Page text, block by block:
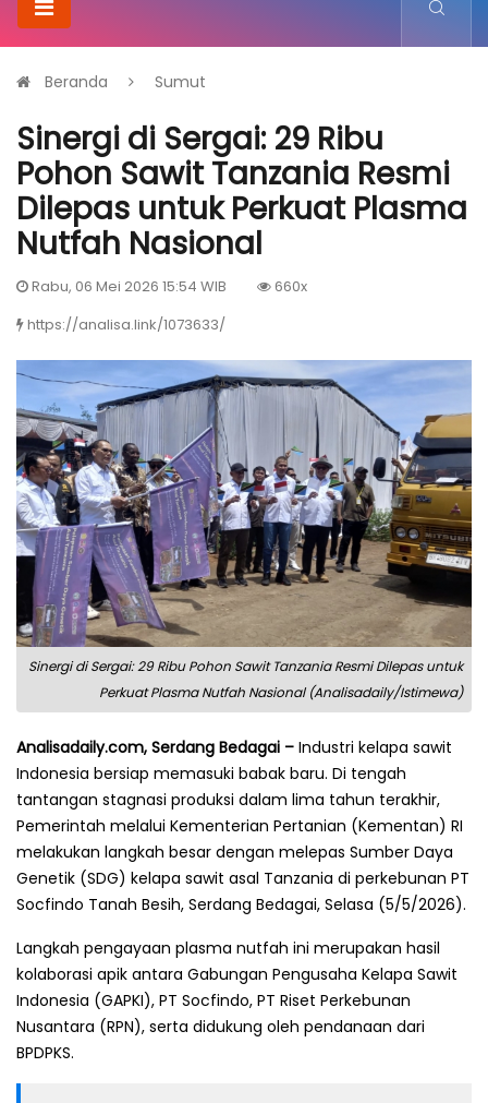
Beranda Sumut
Sinergi di Sergai: 29 Ribu
Pohon Sawit Tanzania Resmi
Dilepas untuk Perkuat Plasma
Nutfah Nasional
Rabu, 06 Mei 2026 15:54 WIB
660x
https://analisa.link/1073633/
Sinergi di Sergai: 29 Ribu Pohon Sawit Tanzania Resmi Dilepas untuk
Perkuat Plasma Nutfah Nasional (Analisadaily/Istimewa)
Analisadaily.com, Serdang Bedagai – Industri kelapa sawit
Indonesia bersiap memasuki babak baru. Di tengah
tantangan stagnasi produksi dalam lima tahun terakhir,
Pemerintah melalui Kementerian Pertanian (Kementan) RI
melakukan langkah besar dengan melepas Sumber Daya
Genetik (SDG) kelapa sawit asal Tanzania di perkebunan PT
Socfindo Tanah Besih, Serdang Bedagai, Selasa (5/5/2026).
Langkah pengayaan plasma nutfah ini merupakan hasil
kolaborasi apik antara Gabungan Pengusaha Kelapa Sawit
Indonesia (GAPKI), PT Socfindo, PT Riset Perkebunan
Nusantara (RPN), serta didukung oleh pendanaan dari
BPDPKS.